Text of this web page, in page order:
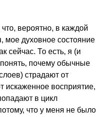
вероятно, в каждой
мое духовное состояние
сейчас. То есть, я (и
почему обычные
страдают от
искаженное восприятие,
в цикл
что у меня не было